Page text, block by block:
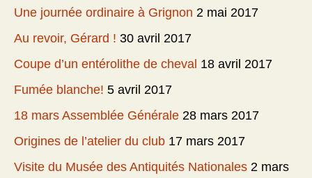
Une journée ordinaire à Grignon 2 mai 2017
Au revoir, Gérard ! 30 avril 2017
Coupe d’un entérolithe de cheval 18 avril 2017
Fumée blanche! 5 avril 2017
18 mars Assemblée Générale 28 mars 2017
Origines de l’atelier du club 17 mars 2017
Visite du Musée des Antiquités Nationales 2 mars